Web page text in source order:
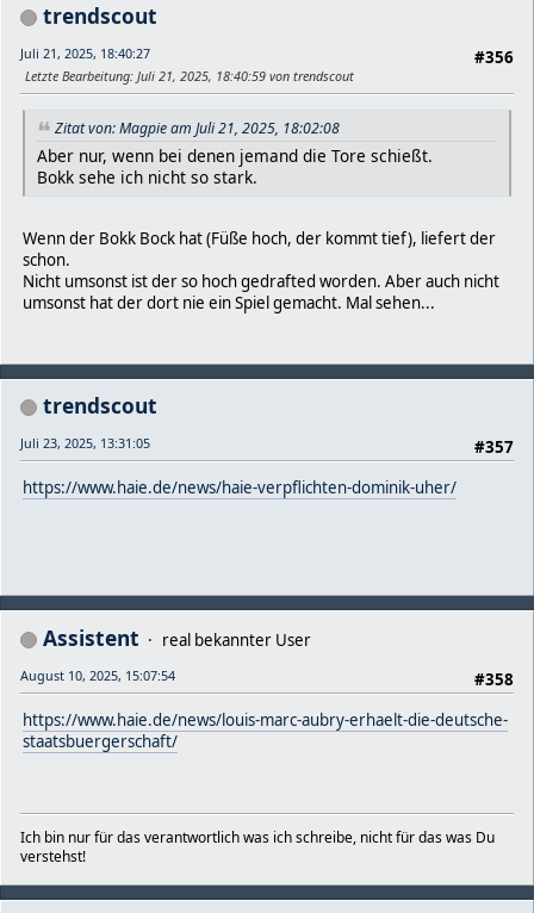
trendscout
#356
Juli 21, 2025, 18:40:27
Letzte Bearbeitung: Juli 21, 2025, 18:40:59 von trendscout
Zitat von: Magpie am Juli 21, 2025, 18:02:08
Aber nur, wenn bei denen jemand die Tore schießt.
Bokk sehe ich nicht so stark.
Wenn der Bokk Bock hat (Füße hoch, der kommt tief), liefert der
schon.
Nicht umsonst ist der so hoch gedrafted worden. Aber auch nicht
umsonst hat der dort nie ein Spiel gemacht. Mal sehen...
trendscout
#357
Juli 23, 2025, 13:31:05
https://www.haie.de/news/haie-verpflichten-dominik-uher/
Assistent
real bekannter User
#358
August 10, 2025, 15:07:54
https://www.haie.de/news/louis-marc-aubry-erhaelt-die-deutsche-
staatsbuergerschaft/
Ich bin nur für das verantwortlich was ich schreibe, nicht für das was Du
verstehst!